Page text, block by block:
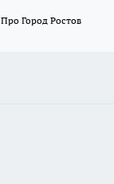
Про Город Ростов